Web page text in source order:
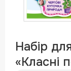
Набір
«Класні